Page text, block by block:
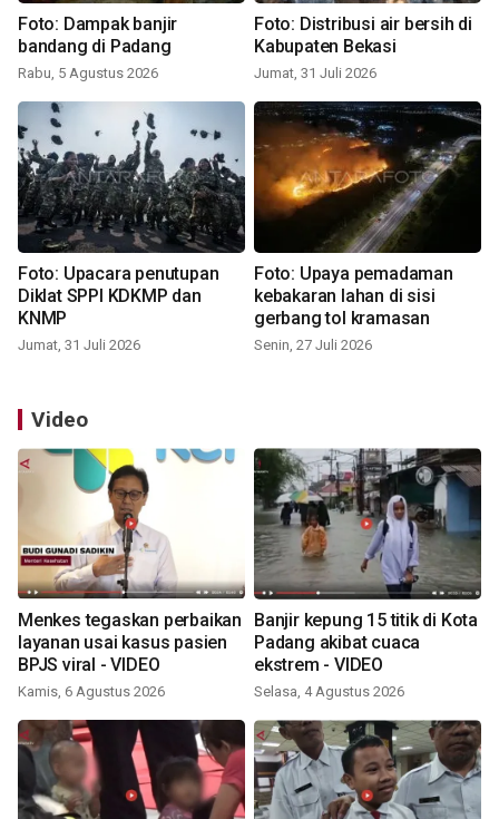
Foto: Dampak banjir
bandang di Padang
Rabu, 5 Agustus 2026
Foto: Distribusi air bersih di
Kabupaten Bekasi
Jumat, 31 Juli 2026
Foto: Upacara penutupan
Diklat SPPI KDKMP dan
KNMP
Jumat, 31 Juli 2026
Foto: Upaya pemadaman
kebakaran lahan di sisi
gerbang tol kramasan
Senin, 27 Juli 2026
Video
Menkes tegaskan perbaikan
layanan usai kasus pasien
BPJS viral - VIDEO
Kamis, 6 Agustus 2026
Banjir kepung 15 titik di Kota
Padang akibat cuaca
ekstrem - VIDEO
Selasa, 4 Agustus 2026